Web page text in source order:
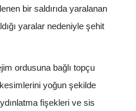
bir saldırıda yaralanan
yaralar nedeniyle şehit
ordusuna bağlı topçu
yoğun şekilde
fişekleri ve sis